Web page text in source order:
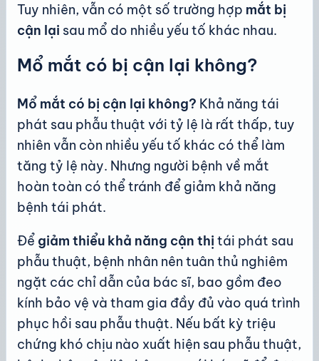
Tuy nhiên, vẫn có một số trường hợp mắt bị
cận lại sau mổ do nhiều yếu tố khác nhau.
Mổ mắt có bị cận lại không?
Mổ mắt có bị cận lại không? Khả năng tái
phát sau phẫu thuật với tỷ lệ là rất thấp, tuy
nhiên vẫn còn nhiều yếu tố khác có thể làm
tăng tỷ lệ này. Nhưng người bệnh về mắt
hoàn toàn có thể tránh để giảm khả năng
bệnh tái phát.
Để giảm thiểu khả năng cận thị tái phát sau
phẫu thuật, bệnh nhân nên tuân thủ nghiêm
ngặt các chỉ dẫn của bác sĩ, bao gồm đeo
kính bảo vệ và tham gia đầy đủ vào quá trình
phục hồi sau phẫu thuật. Nếu bất kỳ triệu
chứng khó chịu nào xuất hiện sau phẫu thuật,